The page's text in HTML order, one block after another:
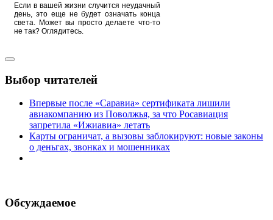
Если в вашей жизни случится неудачный
день, это еще не будет означать конца
света. Может вы просто делаете что-то
не так? Оглядитесь.
Выбор читателей
Впервые после «Саравиа» сертификата лишили
авиакомпанию из Поволжья, за что Росавиация
запретила «Ижиавиа» летать
Карты ограничат, а вызовы заблокируют: новые законы
о деньгах, звонках и мошенниках
Обсуждаемое